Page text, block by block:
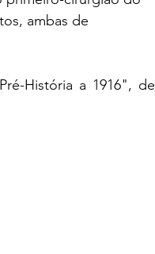
ambas de
História a 1916", de